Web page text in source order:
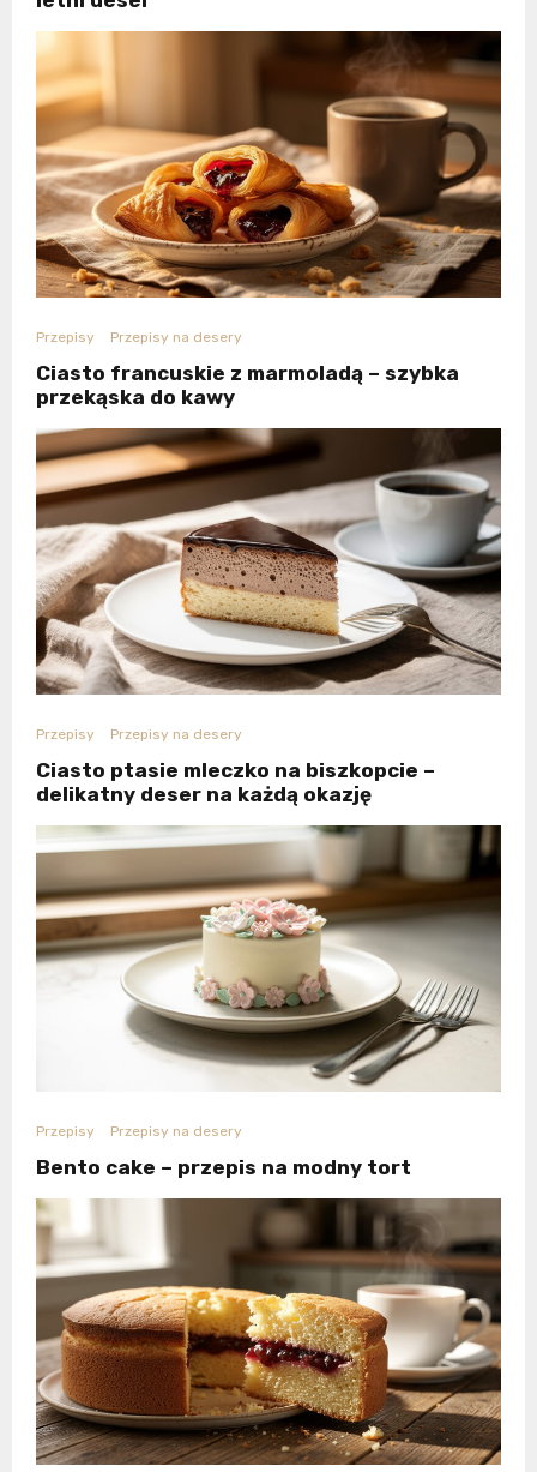
Przepisy Przepisy na desery
Ciasto francuskie z marmoladą – szybka
przekąska do kawy
Przepisy Przepisy na desery
Ciasto ptasie mleczko na biszkopcie –
delikatny deser na każdą okazję
Przepisy Przepisy na desery
Bento cake – przepis na modny tort